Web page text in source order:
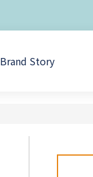
Brand Story